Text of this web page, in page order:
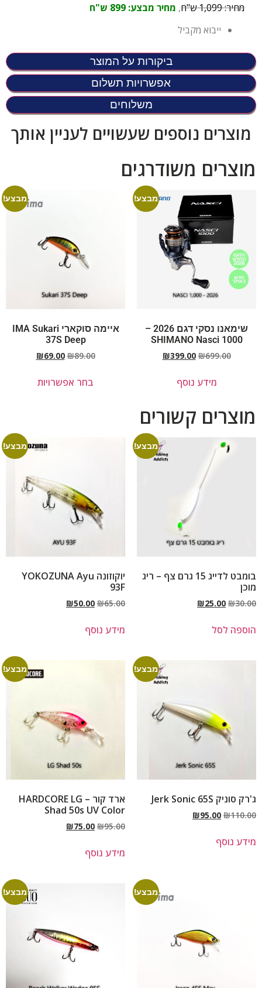
ביקורות על המוצר
אפשרויות תשלום
משלוחים
מחיר: 1,099 ש"ח
, מחיר מבצע: 899 ש"ח
ייבוא מקביל
מוצרים נוספים שעשויים לעניין אותך
מוצרים משודרגים
מבצע!
שימאנו נסקי דגם 2026 –
SHIMANO Nasci 1000
₪699.00
₪399.00
מידע נוסף
מבצע!
איימה סוקארי IMA Sukari
37S Deep
₪89.00
₪69.00
בחר אפשרויות
מוצרים קשורים
מבצע!
בומבט לדייג 15 גרם צף – ריג
מוכן
₪30.00
₪25.00
הוספה לסל
מבצע!
יוקוזונה YOKOZUNA Ayu
93F
₪65.00
₪50.00
מידע נוסף
מבצע!
ג'רק סוניק Jerk Sonic 65S
₪110.00
₪95.00
מידע נוסף
מבצע!
ארד קור – HARDCORE LG
Shad 50s UV Color
₪95.00
₪75.00
מידע נוסף
מבצע! מבצע!